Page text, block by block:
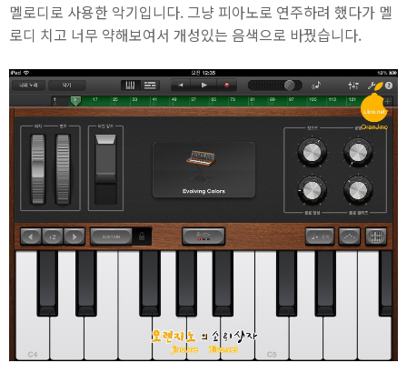
멜로디로 사용한 악기입니다. 그냥 피아노로 연주하려 했다가 멜
로디 치고 너무 약해보여서 개성있는 음색으로 바꿨습니다.